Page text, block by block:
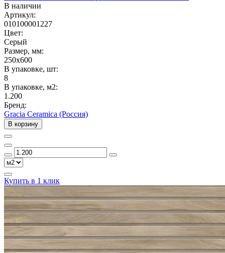
В наличии
Артикул:
010100001227
Цвет:
Серый
Размер, мм:
250x600
В упаковке, шт:
8
В упаковке, м2:
1.200
Бренд:
Gracia Ceramica (Россия)
В корзину
Купить в 1 клик